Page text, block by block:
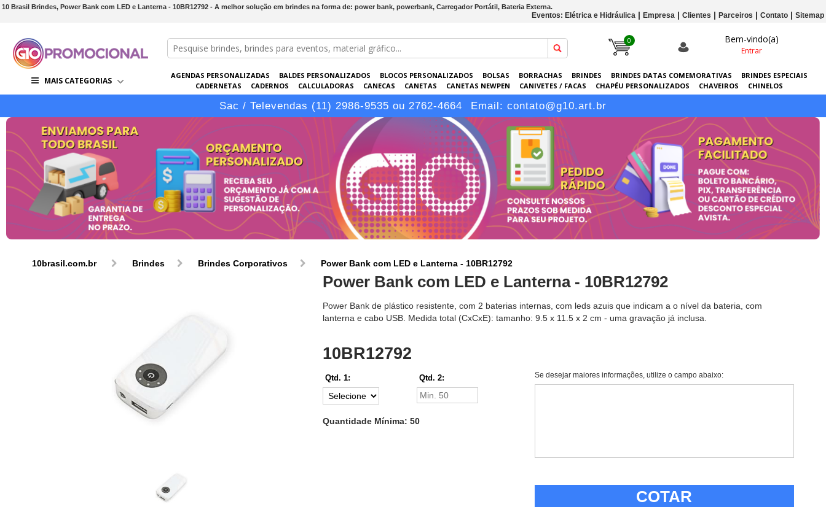
10 Brasil Brindes, Power Bank com LED e Lanterna - 10BR12792 - A melhor solução em brindes na forma de: power bank, powerbank, Carregador Portátil, Bateria Externa.
Eventos: Elétrica e Hidráulica Empresa Clientes Parceiros Contato Sitemap
0 Bem-vindo(a)
Entrar
MAIS CATEGORIAS
AGENDAS PERSONALIZADAS BALDES PERSONALIZADOS BLOCOS PERSONALIZADOS BOLSAS BORRACHAS BRINDES BRINDES DATAS COMEMORATIVAS
BRINDES ESPECIAIS
CADERNETAS
CADERNOS CALCULADORAS CANECAS CANETAS CANETAS NEWPEN CANIVETES / FACAS CHAPÉU PERSONALIZADOS CHAVEIROS
CHINELOS
CONJUNTOS DE BRINDES
COPOS ELETRÔNICOS EMBALAGENS ESCRITÓRIO EVENTOS GARRAFAS PERSONALIZADAS GRÁFICA GUARDA-CHUVAS KITS
LANÇAMENTOS
LÁPIS
Sac / Televendas (11) 2986-9535 ou 2762-4664 Email: contato@g10.art.br
10brasil.com.br Brindes Brindes Corporativos Power Bank com LED e Lanterna - 10BR12792
Power Bank com LED e Lanterna - 10BR12792
Power Bank de plástico resistente, com 2 baterias internas, com leds azuis que indicam a o nível da bateria, com
lanterna e cabo USB. Medida total (CxCxE): tamanho: 9.5 x 11.5 x 2 cm - uma gravação já inclusa.
10BR12792
Qtd. 1: Qtd. 2:
Quantidade Mínima: 50
Se desejar maiores informações, utilize o campo abaixo:
COTAR